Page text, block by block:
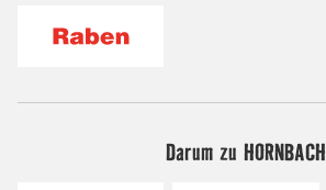
Darum zu HORNBACH